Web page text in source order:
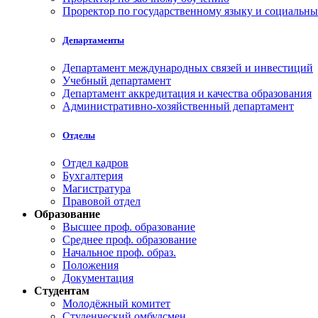
Проректор по государственному языку и
Департаменты
Департамент международных связей и инвестиций
Учебный департамент
Департамент аккредитация и качества образования
Административно-хозяйственный департамент
Отделы
Отдел кадров
Бухгалтерия
Магистратура
Правовой отдел
Образование
Высшее проф. образование
Среднее проф. образование
Начальное проф. образ.
Положения
Документация
Студентам
Молодёжный комитет